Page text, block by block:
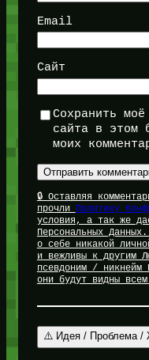
Email
Сайт
Сохранить
сайта в этом
моих
🔒 Оставляя
прочли Политику
условия, а так же
Персональных
о себе никакой
и вежливы к другим
псевдоним /
они будут видны
⚠️ Идея / Проблема /